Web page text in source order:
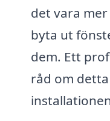
det vara
byta ut
dem. Ett
råd om